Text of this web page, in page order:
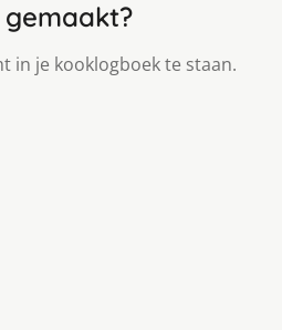
in je kooklogboek te staan.